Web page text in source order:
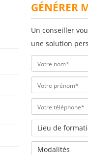
GÉNÉRER
Un conseiller
une solution
Lieu de
Modalités